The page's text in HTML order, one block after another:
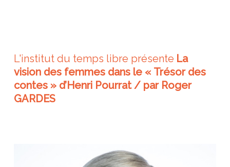
L'institut du temps libre présente La
vision des femmes dans le « Trésor des
contes » d’Henri Pourrat / par Roger
GARDES